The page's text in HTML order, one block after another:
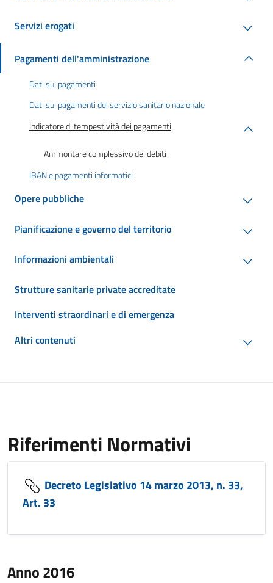
Servizi erogati
Pagamenti dell'amministrazione
Dati sui pagamenti
Dati sui pagamenti del servizio sanitario nazionale
Indicatore di tempestività dei pagamenti
Ammontare complessivo dei debiti
IBAN e pagamenti informatici
Opere pubbliche
Pianificazione e governo del territorio
Informazioni ambientali
Strutture sanitarie private accreditate
Interventi straordinari e di emergenza
Altri contenuti
Riferimenti Normativi
Decreto Legislativo 14 marzo 2013, n. 33,
Art. 33
Anno 2016